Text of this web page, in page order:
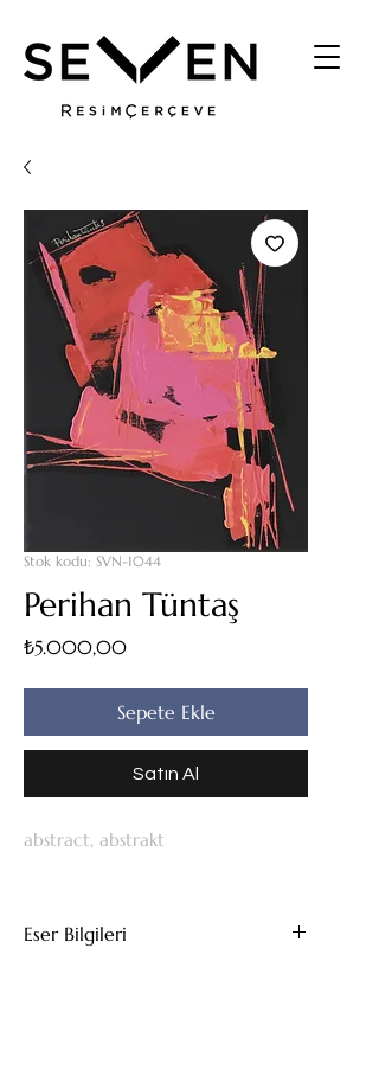
Stok kodu: SVN-1044
Perihan Tüntaş
₺5.000,00Fiyat
Sepete Ekle
Satın Al
abstract, abstrakt
Eser Bilgileri